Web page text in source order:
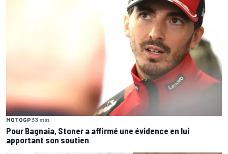
MOTOGP33 min
Pour Bagnaia, Stoner a affirmé une évidence en lui
apportant son soutien